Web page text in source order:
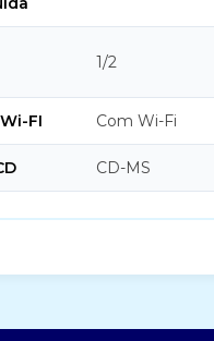
1/2
FI Com Wi-Fi
CD-MS